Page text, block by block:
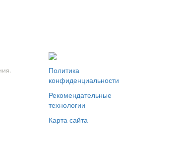
Политика
конфиденциальности
Рекомендательные
технологии
Карта сайта